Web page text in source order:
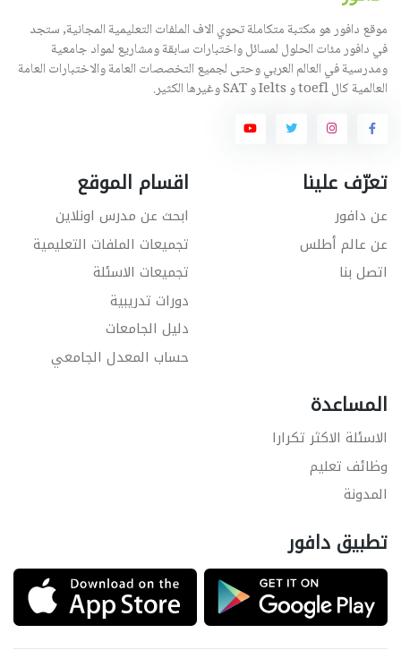
موقع دافور هو مكتبة متكاملة تحوي الاف الملفات التعليمية المجانية, ستجد
في دافور مئات الحلول لمسائل واختبارات سابقة ومشاريع لمواد جامعية
ومدرسية في العالم العربي وحتى لجميع التخصصات العامة والاختبارات العامة
العالمية كال toefl و Ielts و SAT وغيرها الكثير.
تعرّف علينا
عن دافور
عن عالم أطلس
اتصل بنا
اقسام الموقع
ابحث عن مدرس اونلاين
تجميعات الملفات التعليمية
تجميعات الاسئلة
دورات تدريبية
دليل الجامعات
حساب المعدل الجامعي
المساعدة
الاسئلة الاكثر تكرارا
وظائف تعليم
المدونة
تطبيق دافور